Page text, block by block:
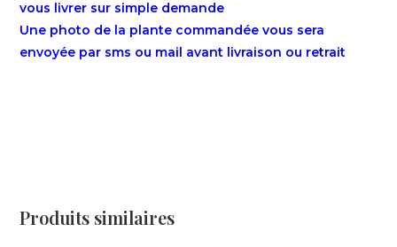
vous livrer sur simple demande
Une photo de la plante commandée vous sera
envoyée par sms ou mail avant livraison ou retrait
Produits similaires